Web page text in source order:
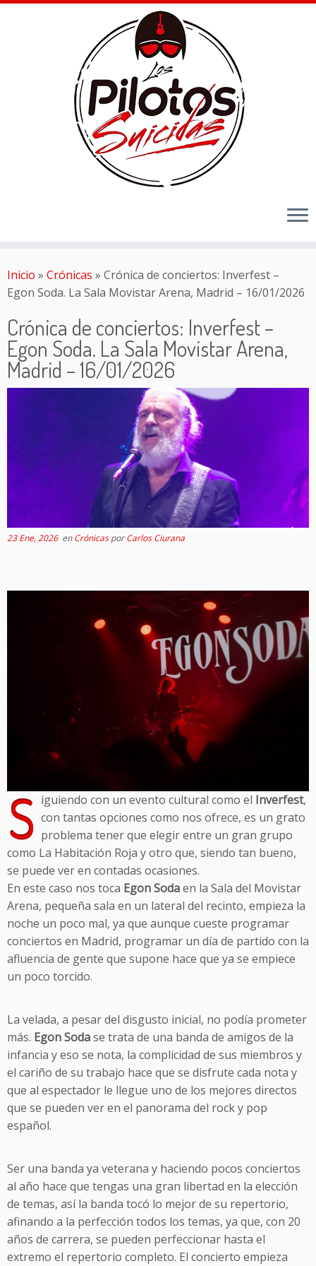
Inicio » Crónicas » Crónica de conciertos: Inverfest –
Egon Soda. La Sala Movistar Arena, Madrid – 16/01/2026
Crónica de conciertos: Inverfest –
Egon Soda. La Sala Movistar Arena,
Madrid – 16/01/2026
23 Ene, 2026enCrónicasporCarlos Ciurana
S iguiendo con un evento cultural como el Inverfest,
con tantas opciones como nos ofrece, es un grato
problema tener que elegir entre un gran grupo
como La Habitación Roja y otro que, siendo tan bueno,
se puede ver en contadas ocasiones.
En este caso nos toca Egon Sodaen la Sala del Movistar
Arena, pequeña sala en un lateral del recinto, empieza la
noche un poco mal, ya que aunque cueste programar
conciertos en Madrid, programar un día de partido con la
afluencia de gente que supone hace que ya se empiece
un poco torcido.
La velada, a pesar del disgusto inicial, no podía prometer
más. Egon Sodase trata de una banda de amigos de la
infancia y eso se nota, la complicidad de sus miembros y
el cariño de su trabajo hace que se disfrute cada nota y
que al espectador le llegue uno de los mejores directos
que se pueden ver en el panorama del rock y pop
español.
Ser una banda ya veterana y haciendo pocos conciertos
al año hace que tengas una gran libertad en la elección
de temas, así la banda tocó lo mejor de su repertorio,
afinando a la perfección todos los temas, ya que, con 20
años de carrera, se pueden perfeccionar hasta el
extremo el repertorio completo. El concierto empieza